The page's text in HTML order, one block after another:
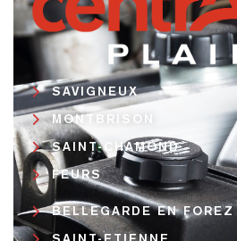
SAVIGNEUX
MONTBRISON
SAINT-CHAMOND
FEURS
BELLEGARDE EN FOREZ